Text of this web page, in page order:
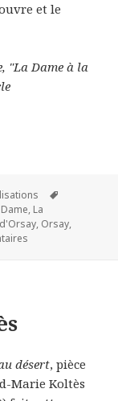
et le
"La Dame à la
, La
, Orsay,
désert, pièce
Marie Koltès